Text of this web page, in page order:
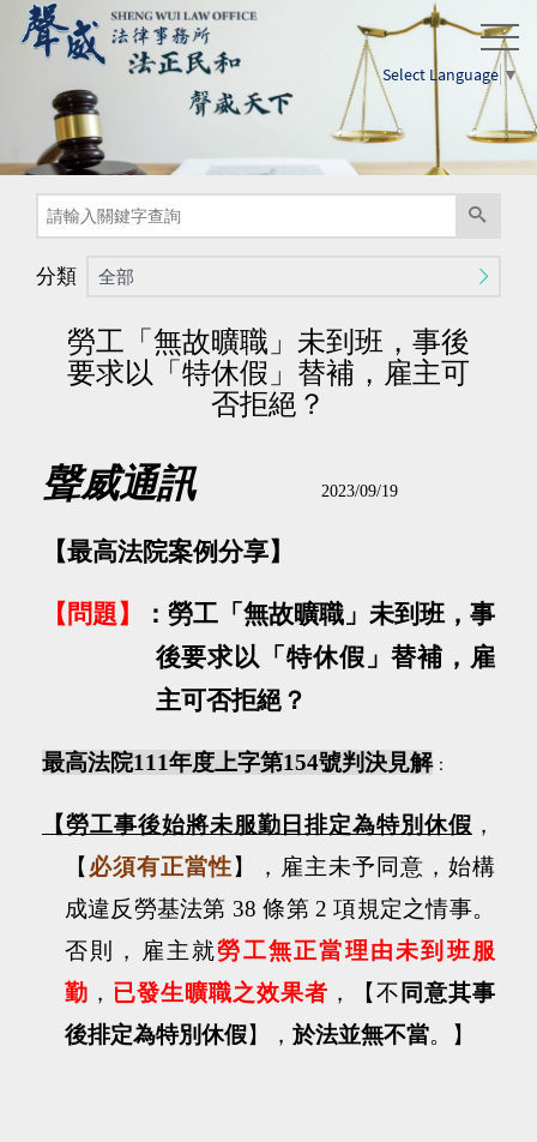
Select Language ▼
分類 全部
勞工「無故曠職」未到班，事後
要求以「特休假」替補，雇主可
否拒絕？
聲威通訊 2023/09/19
【最高法院案例分享】
【 問題】
：勞工「無故曠職」未到班，事
後要求以「特休假」替補，雇
主可否拒絕？
最高法院111年度上字第154號判決見解：
【勞工事後始將未服勤日排定為特別休假 ，
【 必須有正當性】，雇主未予同意，始構
成違反勞基法第 38條第2項規定之情事。
否則，雇主就勞工無正當理由未到班服
勤 ， 已發生曠職之效果者 ，【不 同意其事
後排定為特別休假】， 於法並無不當。】